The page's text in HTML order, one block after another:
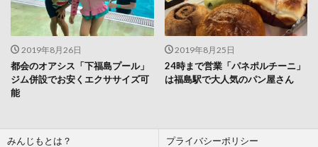
2019年8月26日
都会のオアシス「下福島プール」
ジム併設でお安くエクササイズ可
能
2019年8月25日
24時まで営業「パネポルチーニ」
は福島駅で大人気のパン屋さん
みんじもとは？ プライバシーポリシー